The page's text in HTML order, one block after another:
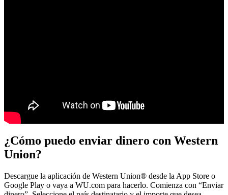
¿Cómo puedo enviar dinero con Western
Union?
Descargue la aplicación de Western Union® desde la App Store o
Google Play o vaya a WU.com para hacerlo. Comienza con “Enviar